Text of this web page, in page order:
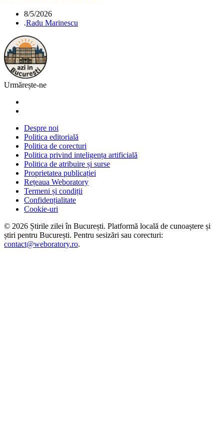
8/5/2026
.Radu Marinescu
Urmărește-ne
Despre noi
Politica editorială
Politica de corecturi
Politica privind inteligența artificială
Politica de atribuire și surse
Proprietatea publicației
Rețeaua Weboratory
Termeni și condiții
Confidențialitate
Cookie-uri
© 2026 Știrile zilei în București. Platformă locală de cunoaștere și
știri pentru București. Pentru sesizări sau corecturi:
contact@weboratory.ro.